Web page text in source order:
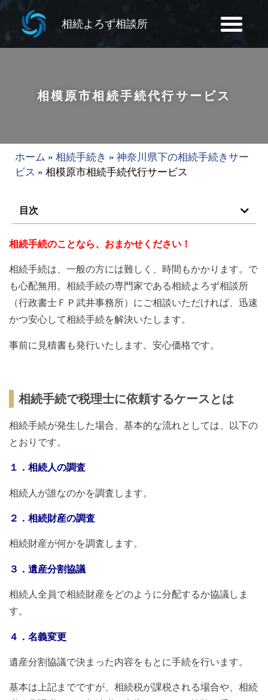
相続よろず相談所
相模原市相続手続代行サービス
ホーム » 相続手続き » 神奈川県下の相続手続きサー
ビス » 相模原市相続手続代行サービス
目次
相続手続のことなら、おまかせください！
相続手続は、一般の方には難しく、時間もかかります。で
も心配無用。相続手続の専門家である相続よろず相談所
（行政書士ＦＰ武井事務所）にご相談いただければ、迅速
かつ安心して相続手続を解決いたします。
事前に見積書も発行いたします。安心価格です。
相続手続で税理士に依頼するケースとは
相続手続が発生した場合、基本的な流れとしては、以下の
とおりです。
１．相続人の調査
相続人が誰なのかを調査します。
２．相続財産の調査
相続財産が何かを調査します。
３．遺産分割協議
相続人全員で相続財産をどのように分配するか協議しま
す。
４．名義変更
遺産分割協議で決まった内容をもとに手続を行います。
基本は上記までですが、相続税が課税される場合や、相続